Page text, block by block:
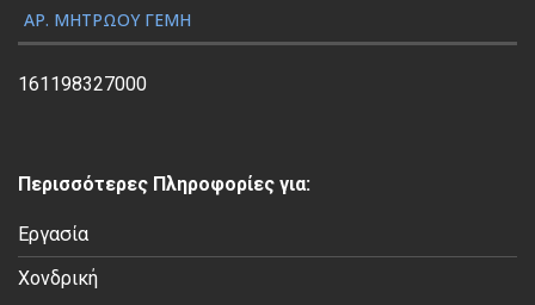
ς
Β
ί
ΑΡ. ΜΗΤΡΏΟΥ ΓΕΜΗ
161198327000
Περισσότερες Πληροφορίες για:
Εργασία
Χονδρική